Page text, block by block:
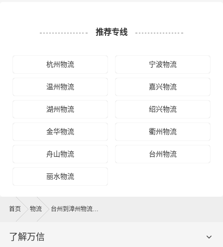
推荐专线
杭州物流 宁波物流
温州物流 嘉兴物流
湖州物流 绍兴物流
金华物流 衢州物流
舟山物流 台州物流
丽水物流
首页 物流 台州到漳州物流公司
了解万信